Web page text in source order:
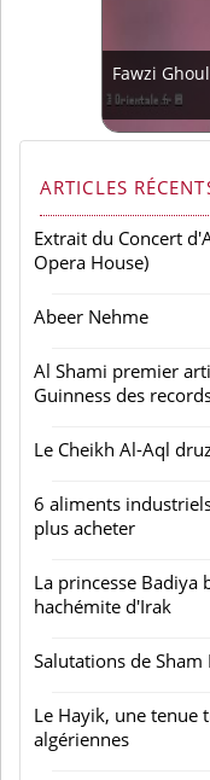
Fawzi
ARTICLES
Extrait du Concert
Opera House)
Abeer Nehme
Al Shami premier
Guinness des
Le Cheikh Al-Aql
6 aliments
plus acheter
La princesse Badiya
hachémite d'Irak
Salutations de
Le Hayik, une tenue
algériennes